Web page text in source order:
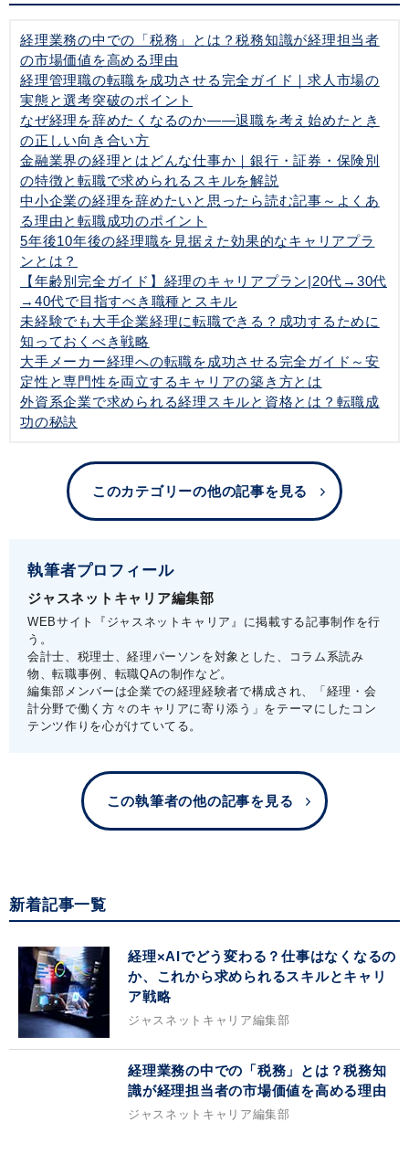
経理業務の中での「税務」とは？税務知識が経理担当者
の市場価値を高める理由
経理管理職の転職を成功させる完全ガイド｜求人市場の
実態と選考突破のポイント
なぜ経理を辞めたくなるのか——退職を考え始めたとき
の正しい向き合い方
金融業界の経理とはどんな仕事か｜銀行・証券・保険別
の特徴と転職で求められるスキルを解説
中小企業の経理を辞めたいと思ったら読む記事～よくあ
る理由と転職成功のポイント
5年後10年後の経理職を見据えた効果的なキャリアプラ
ンとは？
【年齢別完全ガイド】経理のキャリアプラン|20代→30代
→40代で目指すべき職種とスキル
未経験でも大手企業経理に転職できる？成功するために
知っておくべき戦略
大手メーカー経理への転職を成功させる完全ガイド～安
定性と専門性を両立するキャリアの築き方とは
外資系企業で求められる経理スキルと資格とは？転職成
功の秘訣
このカテゴリーの他の記事を見る
執筆者プロフィール
ジャスネットキャリア編集部
WEBサイト『ジャスネットキャリア』に掲載する記事制作を行
う。
会計士、税理士、経理パーソンを対象とした、コラム系読み
物、転職事例、転職QAの制作など。
編集部メンバーは企業での経理経験者で構成され、「経理・会
計分野で働く方々のキャリアに寄り添う」をテーマにしたコン
テンツ作りを心がけていてる。
この執筆者の他の記事を見る
新着記事一覧
経理×AIでどう変わる？仕事はなくなるの
か、これから求められるスキルとキャリ
ア戦略
ジャスネットキャリア編集部
経理業務の中での「税務」とは？税務知
識が経理担当者の市場価値を高める理由
ジャスネットキャリア編集部